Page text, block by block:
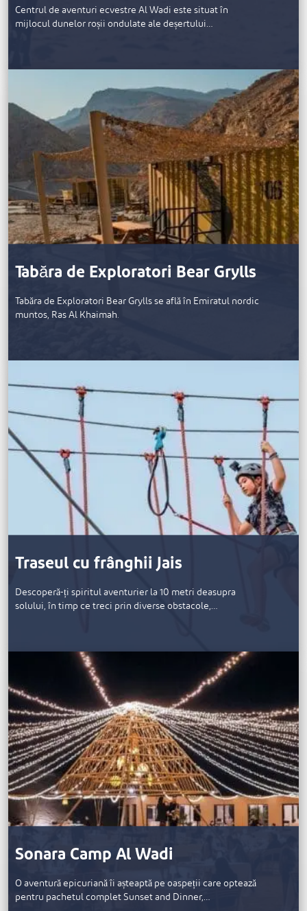
Centrul de aventuri ecvestre Al Wadi este situat în
mijlocul dunelor roșii ondulate ale deșertului…
Tabăra de Exploratori Bear Grylls
Tabăra de Exploratori Bear Grylls se află în Emiratul nordic
muntos, Ras Al Khaimah.
Traseul cu frânghii Jais
Descoperă-ți spiritul aventurier la 10 metri deasupra
solului, în timp ce treci prin diverse obstacole,…
Sonara Camp Al Wadi
O aventură epicuriană îi așteaptă pe oaspeții care optează
pentru pachetul complet Sunset and Dinner,…